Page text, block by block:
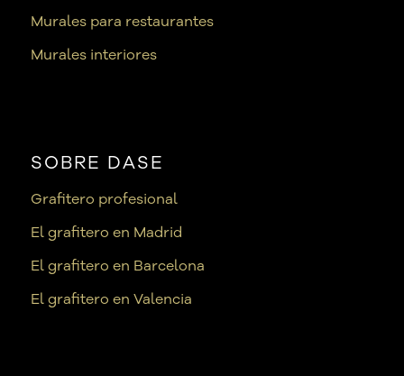
Murales para restaurantes
Murales interiores
SOBRE DASE
Grafitero profesional
El grafitero en Madrid
El grafitero en Barcelona
El grafitero en Valencia